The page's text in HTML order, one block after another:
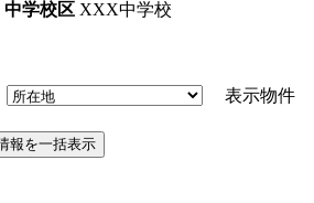
中学校区 XXX中学校
表示物件